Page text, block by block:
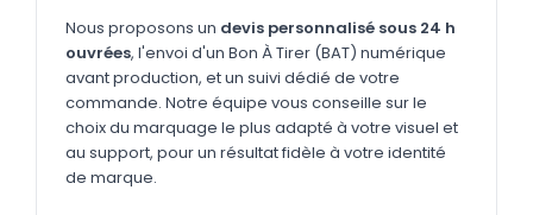
Sacs & voyages
Verres & déjeuner
Technologie
Vêtements
Outils & porte-clés
Nous proposons un devis personnalisé sous 24 h
ouvrées, l'envoi d'un Bon À Tirer (BAT) numérique
avant production, et un suivi dédié de votre
commande. Notre équipe vous conseille sur le
choix du marquage le plus adapté à votre visuel et
au support, pour un résultat fidèle à votre identité
de marque.